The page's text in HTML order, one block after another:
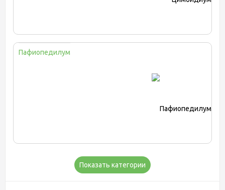
Пафиопедилум
Показать категории